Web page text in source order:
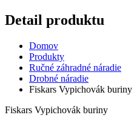
Detail produktu
Domov
Produkty
Ručné záhradné náradie
Drobné náradie
Fiskars Vypichovák buriny
Fiskars Vypichovák buriny